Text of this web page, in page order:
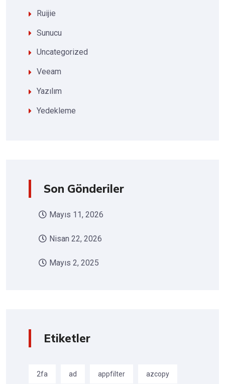
Ruijie
Sunucu
Uncategorized
Veeam
Yazılım
Yedekleme
Son Gönderiler
Mayıs 11, 2026
Nisan 22, 2026
Mayıs 2, 2025
Etiketler
2fa ad appfilter azcopy